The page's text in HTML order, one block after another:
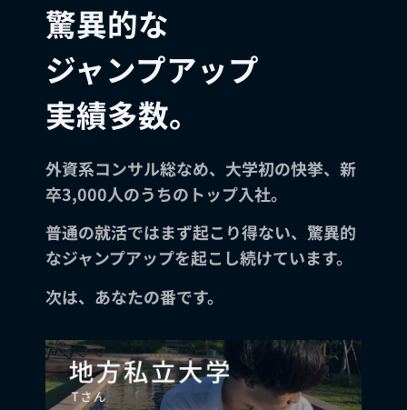
驚異的な
ジャンプアップ
実績多数。
外資系コンサル総なめ、大学初の快挙、新
卒3,000人のうちのトップ入社。
普通の就活ではまず起こり得ない、驚異的
なジャンプアップを起こし続けています。
次は、あなたの番です。